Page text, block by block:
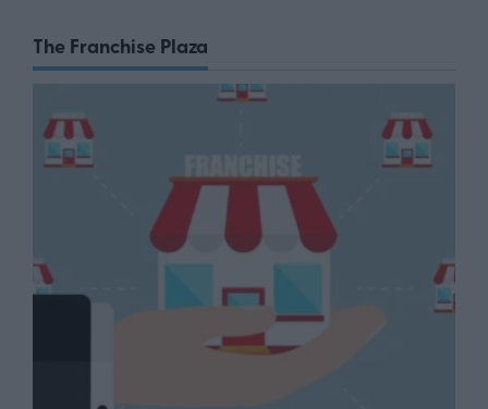
The Franchise Plaza